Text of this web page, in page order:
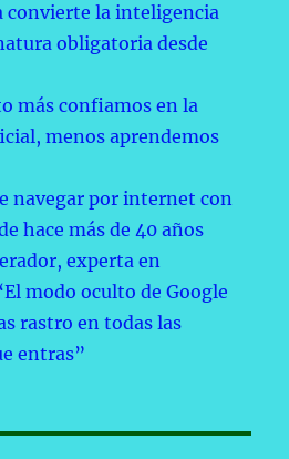
convierte la inteligencia
obligatoria desde
más confiamos en la
menos aprendemos
navegar por internet con
hace más de 40 años
experta en
modo oculto de Google
rastro en todas las
entras”